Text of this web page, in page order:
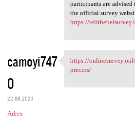
participants are
the official survey
https://
camoyi747
0
22.08.2023
Adres
https://
https://
precios/